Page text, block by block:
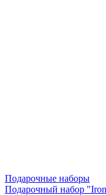
Подарочные наборы
Подарочный набор